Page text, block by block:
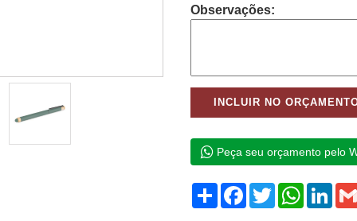
Observações:
Peça seu orçamento pelo
Compartilhar
Facebook
Twitter